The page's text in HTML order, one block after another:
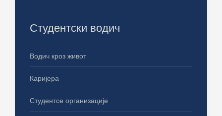
Студентски водич
Водич кроз живот
Каријера
Студентсе организације